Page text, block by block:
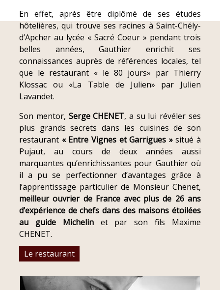
En effet, après être diplômé de ses études
hôtelières, qui trouve ses racines à Saint-Chély-
d’Apcher au lycée « Sacré Coeur » pendant trois
belles années, Gauthier enrichit ses
connaissances auprès de références locales, tel
que le restaurant « le 80 jours» par Thierry
Klossac ou «La Table de Julien» par Julien
Lavandet.
Son mentor, Serge CHENET, a su lui révéler ses
plus grands secrets dans les cuisines de son
restaurant « Entre Vignes et Garrigues »situé à
Pujaut, au cours de deux années aussi
marquantes qu’enrichissantes pour Gauthier où
il a pu se perfectionner d’avantages grâce à
l’apprentissage particulier de Monsieur Chenet,
meilleur ouvrier de France avec plus de 26 ans
d’expérience de chefs dans des maisons étoilées
au guide Michelinet par son fils Maxime
CHENET.
Le restaurant